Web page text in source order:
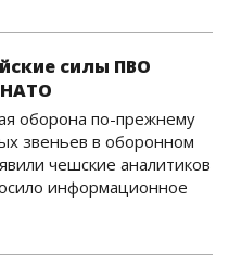
силы ПВО
оборона по-прежнему
звеньев в оборонном
чешские аналитиков
информационное